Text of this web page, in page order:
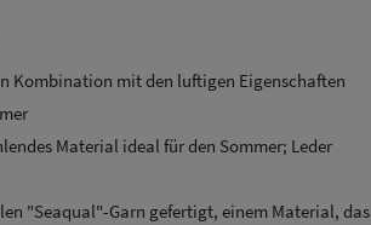
Kombination mit den luftigen Eigenschaften
Material ideal für den Sommer; Leder
"Seaqual"-Garn gefertigt, einem Material, das